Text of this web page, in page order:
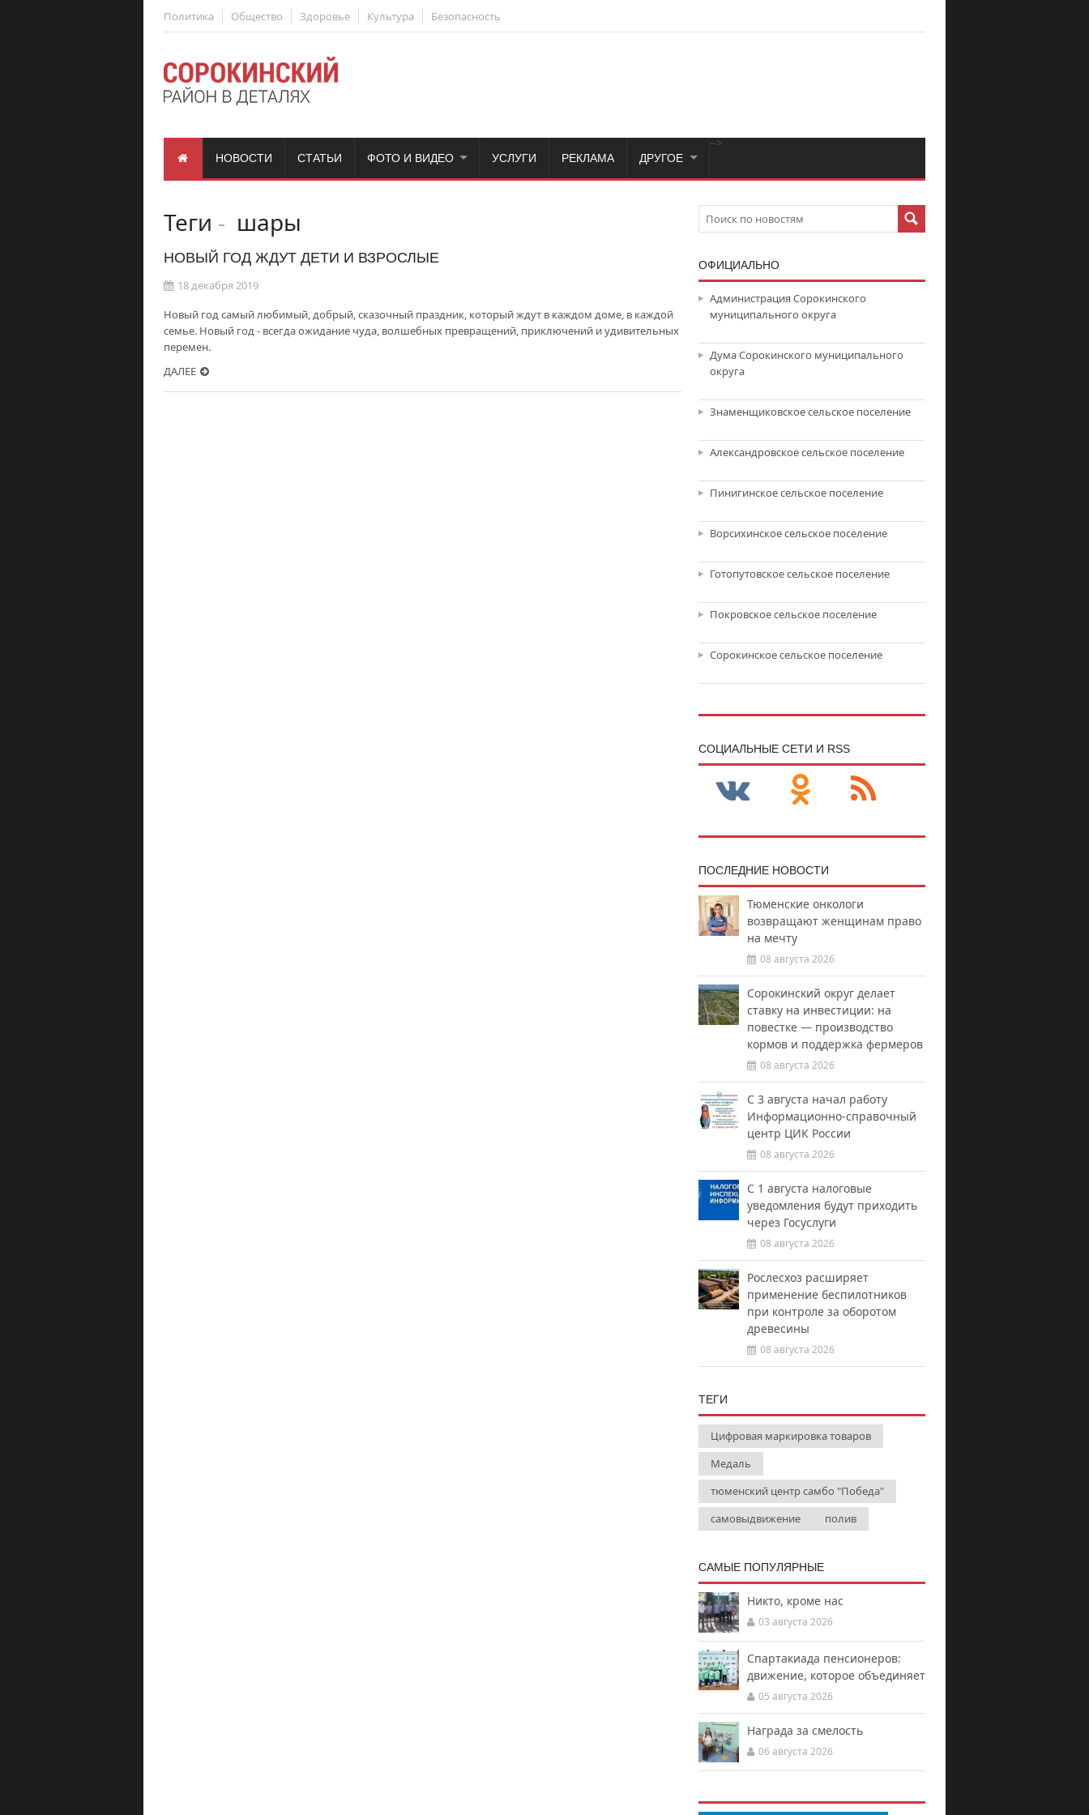
Политика Общество Здоровье Культура Безопасность
НОВОСТИ СТАТЬИ
-->
ФОТО И ВИДЕО УСЛУГИ РЕКЛАМА ДРУГОЕ
Теги - шары
НОВЫЙ ГОД ЖДУТ ДЕТИ И ВЗРОСЛЫЕ
18 декабря 2019
Новый год самый любимый, добрый, сказочный праздник, который ждут в каждом доме, в каждой
семье. Новый год - всегда ожидание чуда, волшебных превращений, приключений и удивительных
перемен.
ДАЛЕЕ
ОФИЦИАЛЬНО
Администрация Сорокинского
муниципального округа
Дума Сорокинского муниципального
округа
Знаменщиковское сельское поселение
Александровское сельское поселение
Пинигинское сельское поселение
Ворсихинское сельское поселение
Готопутовское сельское поселение
Покровское сельское поселение
Сорокинское сельское поселение
CОЦИАЛЬНЫЕ СЕТИ И RSS
ПОСЛЕДНИЕ НОВОСТИ
Тюменские онкологи
возвращают женщинам право
на мечту
08 августа 2026
Сорокинский округ делает
ставку на инвестиции: на
повестке — производство
кормов и поддержка фермеров
08 августа 2026
С 3 августа начал работу
Информационно-справочный
центр ЦИК России
08 августа 2026
С 1 августа налоговые
уведомления будут приходить
через Госуслуги
08 августа 2026
Рослесхоз расширяет
применение беспилотников
при контроле за оборотом
древесины
08 августа 2026
ТЕГИ
Цифровая маркировка товаров
Медаль
тюменский центр самбо "Победа"
самовыдвижение
полив
САМЫЕ ПОПУЛЯРНЫЕ
Никто, кроме нас
03 августа 2026
Спартакиада пенсионеров:
движение, которое объединяет
05 августа 2026
Награда за смелость
06 августа 2026